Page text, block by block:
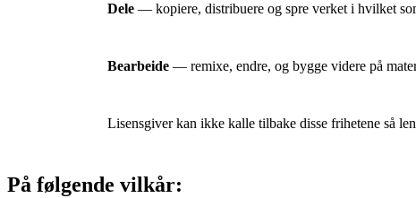
Dele — kopiere, distribuere og spre verket i hvilket
Bearbeide — remixe, endre, og bygge videre på
Lisensgiver kan ikke kalle tilbake disse frihetene så
På følgende vilkår: